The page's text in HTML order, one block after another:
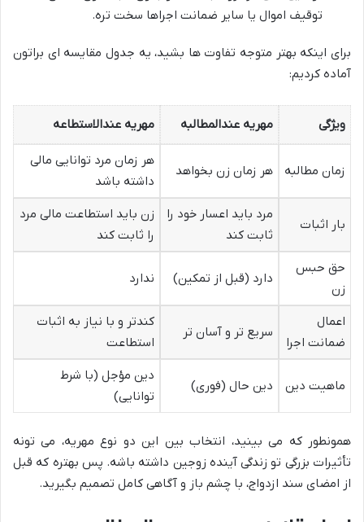
توقیف اموال یا سایر ضمانت اجراها سخت تره.
برای اینکه بهتر متوجه تفاوت ها بشید، یه جدول مقایسه ای براتون
آماده کردیم:
ویژگی مهریه عندالمطالبه مهریه عندالاستطاعه
زمان مطالبه هر زمان زن بخواهد
هر زمان مرد توانایی مالی
داشته باشد
بار اثبات
مرد باید اعسار خود را
ثابت کند
زن باید استطاعت مالی مرد
را ثابت کند
حق حبس
زن
دارد (قبل از تمکین) ندارد
اعمال
ضمانت اجرا
سریع تر و آسان تر
کندتر و با نیاز به اثبات
استطاعت
ماهیت دین دین حال (فوری)
دین مؤجل (با شرط
توانایی)
همونطور که می بینید، انتخاب بین این دو نوع مهریه، می تونه
تأثیرات بزرگی تو زندگی آینده زوجین داشته باشه. پس بهتره که قبل
از امضای سند ازدواج، با چشم باز و آگاهی کامل تصمیم بگیرید.